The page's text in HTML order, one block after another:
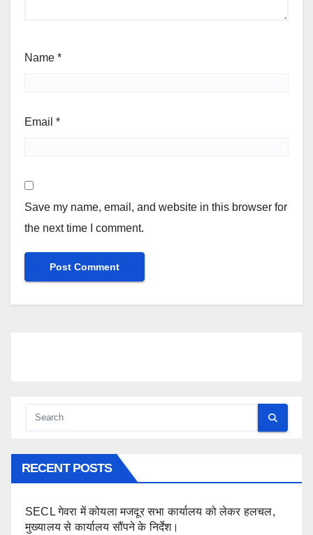
Name *
Email *
Save my name, email, and website in this browser for
the next time I comment.
RECENT POSTS
SECL गेवरा में कोयला मजदूर सभा कार्यालय को लेकर हलचल,
मुख्यालय से कार्यालय सौंपने के निर्देश।